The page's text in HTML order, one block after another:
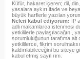
Küfür, hakaret içeren; dil, din,
yasalara aykırı ifade ve
büyük harflerle yazılan
Neleri kabul ediyorum: IP
adli makamlarca istenmesi
yetkililerle paylaşılacağını,
sorumluluğunun tarafıma ait
yetkililerce, fikrim
kaldırılabileceğini bu siteye
kabul etmiş sayılırım.